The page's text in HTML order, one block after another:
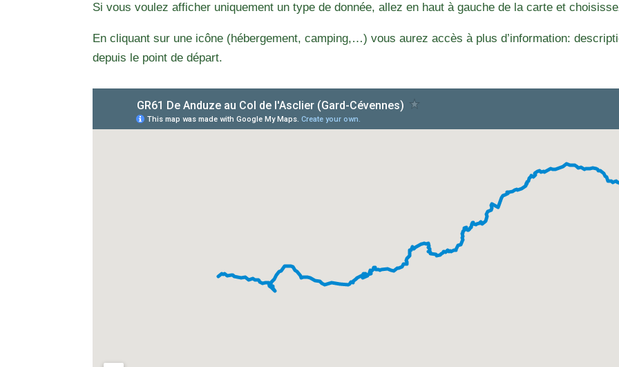
Si vous voulez afficher uniquement un type de donnée, allez en haut à gauche de la carte et
En cliquant sur une icône (hébergement, camping,…) vous aurez accès à plus d’information:
depuis le point de départ.